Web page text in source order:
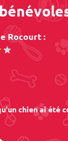
Rocourt :
chien ai été